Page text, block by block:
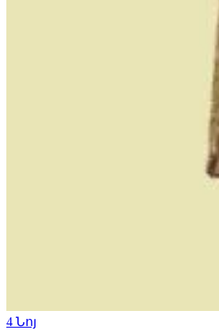
4 Նոյ